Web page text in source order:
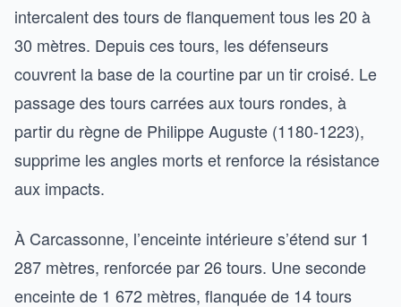
intercalent des tours de flanquement tous les 20 à
30 mètres. Depuis ces tours, les défenseurs
couvrent la base de la courtine par un tir croisé. Le
passage des tours carrées aux tours rondes, à
partir du règne de Philippe Auguste (1180-1223),
supprime les angles morts et renforce la résistance
aux impacts.
À Carcassonne, l’enceinte intérieure s’étend sur 1
287 mètres, renforcée par 26 tours. Une seconde
enceinte de 1 672 mètres, flanquée de 14 tours